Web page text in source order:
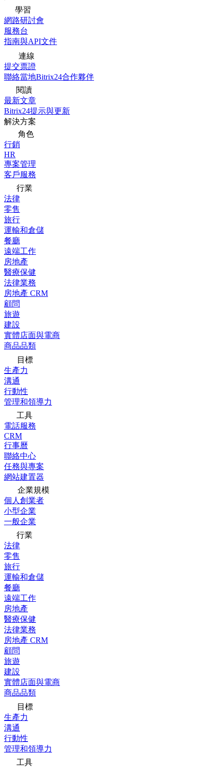
學習
網路研討會
服務台
指南與API文件
連線
提交票證
聯絡當地Bitrix24合作夥伴
閱讀
最新文章
Bitrix24提示與更新
解決方案
角色
行銷
HR
專案管理
客戶服務
行業
法律
零售
旅行
運輸和倉儲
餐廳
遠端工作
房地產
醫療保健
法律業務
房地產 CRM
顧問
旅遊
建設
實體店面與電商
商品品類
目標
生產力
溝通
行動性
管理和領導力
工具
電話服務
CRM
行事曆
聯絡中心
任務與專案
網站建置器
企業規模
個人創業者
小型企業
一般企業
行業
法律
零售
旅行
運輸和倉儲
餐廳
遠端工作
房地產
醫療保健
法律業務
房地產 CRM
顧問
旅遊
建設
實體店面與電商
商品品類
目標
生產力
溝通
行動性
管理和領導力
工具